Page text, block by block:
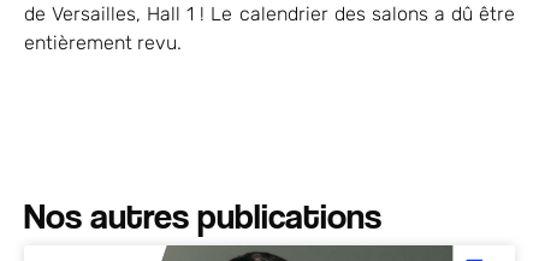
de Versailles, Hall 1 ! Le calendrier des salons a dû être
entièrement revu.
Nos autres publications